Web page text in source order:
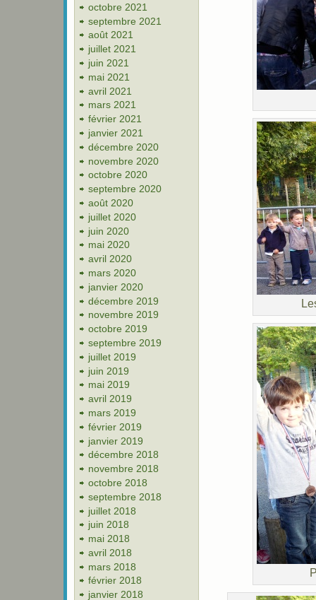
octobre 2021
septembre 2021
août 2021
juillet 2021
juin 2021
mai 2021
avril 2021
mars 2021
février 2021
janvier 2021
décembre 2020
novembre 2020
octobre 2020
septembre 2020
août 2020
juillet 2020
juin 2020
mai 2020
avril 2020
mars 2020
janvier 2020
décembre 2019
novembre 2019
octobre 2019
septembre 2019
juillet 2019
juin 2019
mai 2019
avril 2019
mars 2019
février 2019
janvier 2019
décembre 2018
novembre 2018
octobre 2018
septembre 2018
juillet 2018
juin 2018
mai 2018
avril 2018
mars 2018
février 2018
janvier 2018